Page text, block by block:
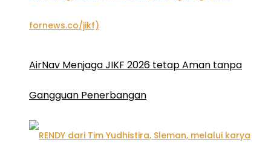
AirNav Menjaga JIKF 2026 tetap Aman tanpa
Gangguan Penerbangan